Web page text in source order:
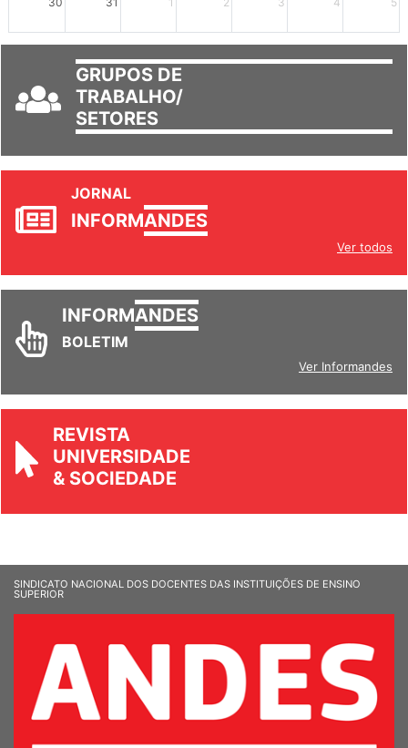
GRUPOS DE
TRABALHO/
SETORES
JORNAL
INFORMANDES
Ver todos
INFORMANDES
BOLETIM
Ver Informandes
REVISTA
UNIVERSIDADE
& SOCIEDADE
SINDICATO NACIONAL DOS DOCENTES DAS INSTITUIÇÕES DE ENSINO
SUPERIOR